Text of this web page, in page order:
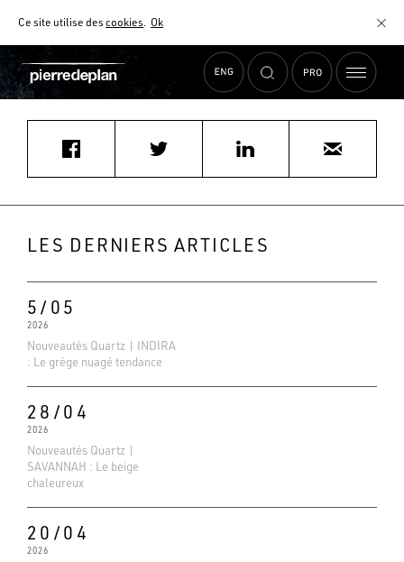
Ce site utilise descookies. Ok
AIDE AU CHOIX
Accueil Actualités lamontaise@hotmail.fr
LES DERNIERS ARTICLES
5/05
2026
Nouveautés Quartz | INDIRA
: Le grège nuagé tendance
28/04
2026
Nouveautés Quartz |
SAVANNAH : Le beige
chaleureux
20/04
2026